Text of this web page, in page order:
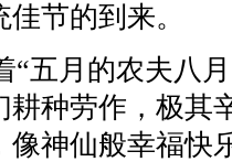
节的到来。
“五月的农夫八
耕种劳作，极其
像神仙般幸福快